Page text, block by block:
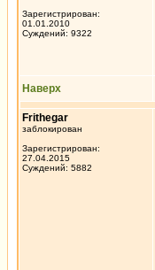
Зарегистрирован:
01.01.2010
Суждений: 9322
Наверх
Frithegar
заблокирован
Зарегистрирован:
27.04.2015
Суждений: 5882